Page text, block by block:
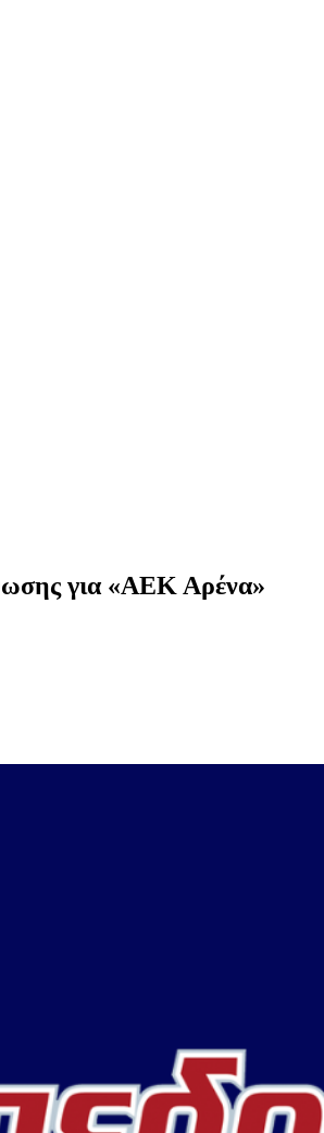
για «ΑΕΚ Αρένα»